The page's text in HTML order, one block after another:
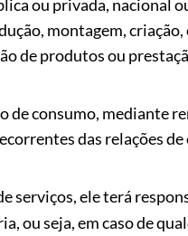
ou privada, nacional
montagem,
de produtos ou
consumo, mediante
das relações
serviços, ele terá
ou seja, em caso de